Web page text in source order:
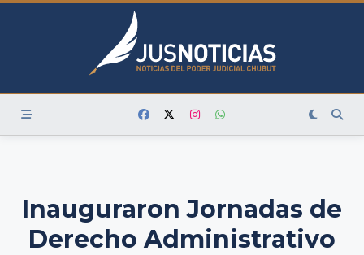
Skip
Inauguraron Jornadas de
Derecho Administrativo